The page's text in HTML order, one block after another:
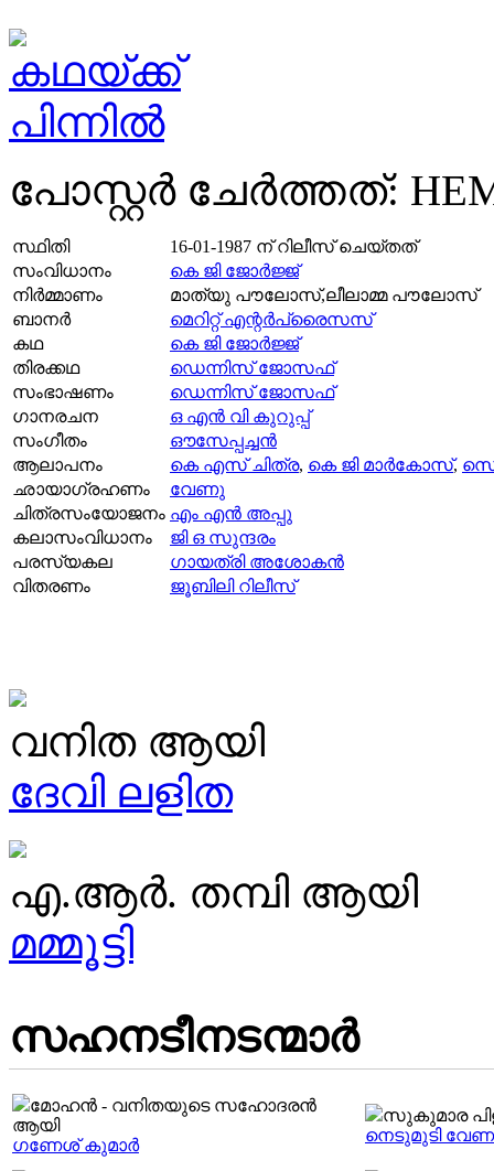
പോസ്റ്റര്‍ ചേര്‍ത്തത്:
സ്ഥിതി 16-01-1987 ന് റിലീസ് ചെയ്തത്
സംവിധാനം
കെ ജി ജോര്‍ജ്ജ്
നിര്‍മ്മാണം
മാത്യു പൗലോസ്,ലീലാമ്മ പൗലോസ്
ബാനര്‍
മെറിറ്റ് എന്റർപ്രൈസസ്
കഥ
കെ ജി ജോര്‍ജ്ജ്
തിരക്കഥ
ഡെന്നിസ് ജോസഫ്‌
സംഭാഷണം
ഡെന്നിസ് ജോസഫ്‌
ഗാനരചന
ഒ എൻ വി കുറുപ്പ്
സംഗീതം
ഔസേപ്പച്ചന്‍
ആലാപനം
കെ എസ്‌ ചിത്ര, കെ ജി മാര്‍കോസ്‌,
ഛായാഗ്രഹണം
വേണു
ചിത്രസംയോജനം എം എന്‍ അപ്പു
കലാസംവിധാനം
ജി ഒ സുന്ദരം
പരസ്യകല
ഗായത്രി അശോകന്‍
വിതരണം
ജൂബിലി റിലീസ്
വനിത ആയി
ദേവി ലളിത
എ.ആർ. തമ്പി ആയി
മമ്മൂട്ടി
സഹനടീനടന്മാര്‍
മോഹൻ - വനിതയുടെ സഹോദരൻ
ആയി
ഗണേശ് കുമാർ
സുകുമാര
നെടുമുടി